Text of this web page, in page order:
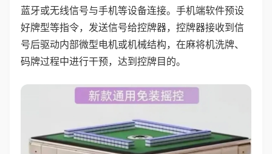
蓝牙或无线信号与手机等设备连接。手机端软件预设
好牌型等指令，发送信号给控牌器，控牌器接收到信
号后驱动内部微型电机或机械结构，在麻将机洗牌、
码牌过程中进行干预，达到控牌目的。